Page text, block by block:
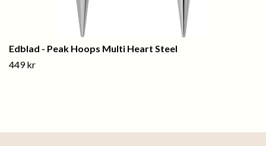
Edblad - Peak Hoops Multi Heart Steel
449 kr